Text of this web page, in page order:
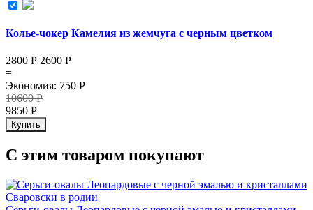
Колье-чокер Камелия из жемчуга с черным цветком
2800 Р 2600 Р
=
Экономия: 750 Р
10600Р
9850 Р
Купить
С этим товаром покупают